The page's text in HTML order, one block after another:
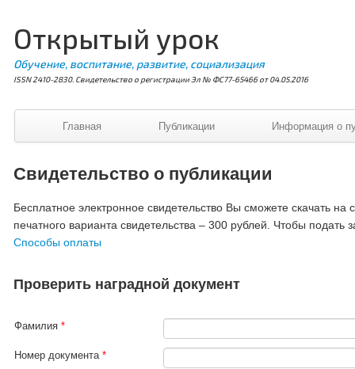
Открытый урок
Обучение, воспитание, развитие, социализация
ISSN 2410-2830. Свидетельство о регистрации Эл № ФС77-65466 от 04.05.2016
Главная Публикации Информация о
Свидетельство о публикации
Бесплатное электронное свидетельство Вы сможете скачать на
печатного варианта свидетельства – 300 рублей. Чтобы подать
Способы оплаты
Проверить наградной документ
Фамилия*
Номер документа*